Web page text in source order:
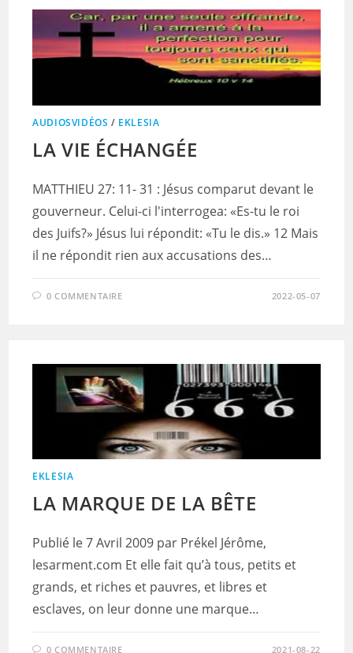
AUDIOSVIDÉOS / EKLESIA
LA VIE ÉCHANGÉE
MATTHIEU 27: 11- 31 : Jésus comparut devant le
gouverneur. Celui-ci l'interrogea: «Es-tu le roi
des Juifs?» Jésus lui répondit: «Tu le dis.» 12 Mais
il ne répondit rien aux accusations des…
0 COMMENTAIRE 2022-05-07
EKLESIA
LA MARQUE DE LA BÊTE
Publié le 7 Avril 2009 par Prékel Jérôme,
lesarment.com Et elle fait qu’à tous, petits et
grands, et riches et pauvres, et libres et
esclaves, on leur donne une marque…
0 COMMENTAIRE 2021-08-22